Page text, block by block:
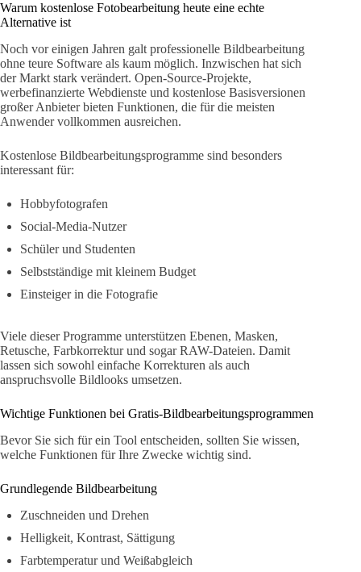
Warum kostenlose Fotobearbeitung heute eine echte
Alternative ist
Noch vor einigen Jahren galt professionelle Bildbearbeitung
ohne teure Software als kaum möglich. Inzwischen hat sich
der Markt stark verändert. Open-Source-Projekte,
werbefinanzierte Webdienste und kostenlose Basisversionen
großer Anbieter bieten Funktionen, die für die meisten
Anwender vollkommen ausreichen.
Kostenlose Bildbearbeitungsprogramme sind besonders
interessant für:
Hobbyfotografen
Social-Media-Nutzer
Schüler und Studenten
Selbstständige mit kleinem Budget
Einsteiger in die Fotografie
Viele dieser Programme unterstützen Ebenen, Masken,
Retusche, Farbkorrektur und sogar RAW-Dateien. Damit
lassen sich sowohl einfache Korrekturen als auch
anspruchsvolle Bildlooks umsetzen.
Wichtige Funktionen bei Gratis-Bildbearbeitungsprogrammen
Bevor Sie sich für ein Tool entscheiden, sollten Sie wissen,
welche Funktionen für Ihre Zwecke wichtig sind.
Grundlegende Bildbearbeitung
Zuschneiden und Drehen
Helligkeit, Kontrast, Sättigung
Farbtemperatur und Weißabgleich